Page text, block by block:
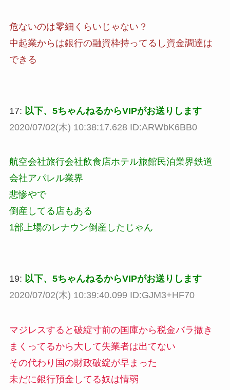
危ないのは零細くらいじゃない？
中起業からは銀行の融資枠持ってるし資金調達は
できる
17: 以下、5ちゃんねるからVIPがお送りします
2020/07/02(木) 10:38:17.628 ID:ARWbK6BB0
航空会社旅行会社飲食店ホテル旅館民泊業界鉄道
会社アパレル業界
悲惨やで
倒産してる店もある
1部上場のレナウン倒産したじゃん
19: 以下、5ちゃんねるからVIPがお送りします
2020/07/02(木) 10:39:40.099 ID:GJM3+HF70
マジレスすると破綻寸前の国庫から税金バラ撒き
まくってるから大して失業者は出てない
その代わり国の財政破綻が早まった
未だに銀行預金してる奴は情弱